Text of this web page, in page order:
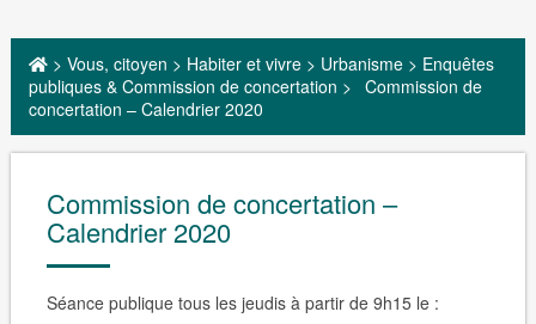
> Vous, citoyen > Habiter et vivre> Urbanisme> Enquêtes
publiques & Commission de concertation > Commission de
concertation – Calendrier 2020
Commission de concertation –
Calendrier 2020
Séance publique tous les jeudis à partir de 9h15le :